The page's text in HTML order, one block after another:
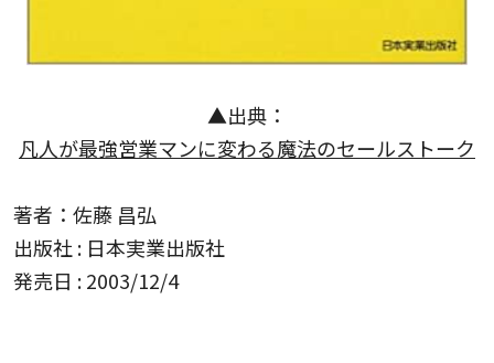
▲出典：
凡人が最強営業マンに変わる魔法のセールストーク
著者：佐藤 昌弘
出版社 : 日本実業出版社
発売日 : 2003/12/4